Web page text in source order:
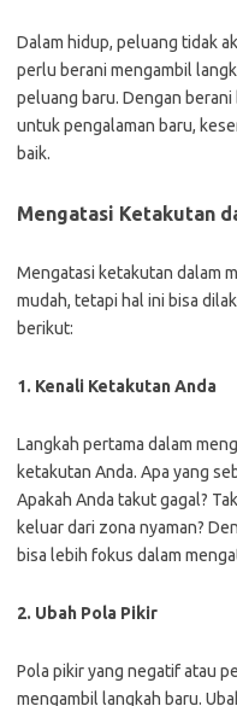
Dalam hidup, peluang tidak
perlu berani mengambil
peluang baru. Dengan
untuk pengalaman baru,
baik.
Mengatasi Ketakutan
Mengatasi ketakutan dalam
mudah, tetapi hal ini bisa
berikut:
1. Kenali Ketakutan Anda
Langkah pertama dalam
ketakutan Anda. Apa yang
Apakah Anda takut gagal?
keluar dari zona nyaman?
bisa lebih fokus dalam
2. Ubah Pola Pikir
Pola pikir yang negatif atau
mengambil langkah baru.